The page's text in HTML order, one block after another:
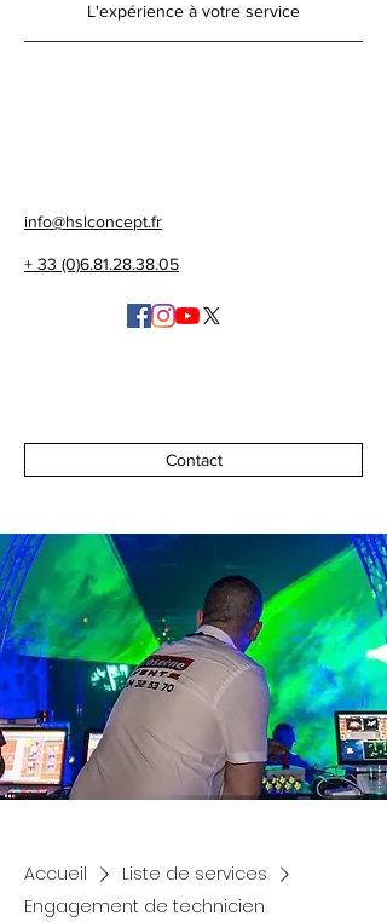
L'expérience à votre service
info@hslconcept.fr
+ 33 (0)6.81.28.38.05
Contact
Accueil
Liste de services
Engagement de technicien